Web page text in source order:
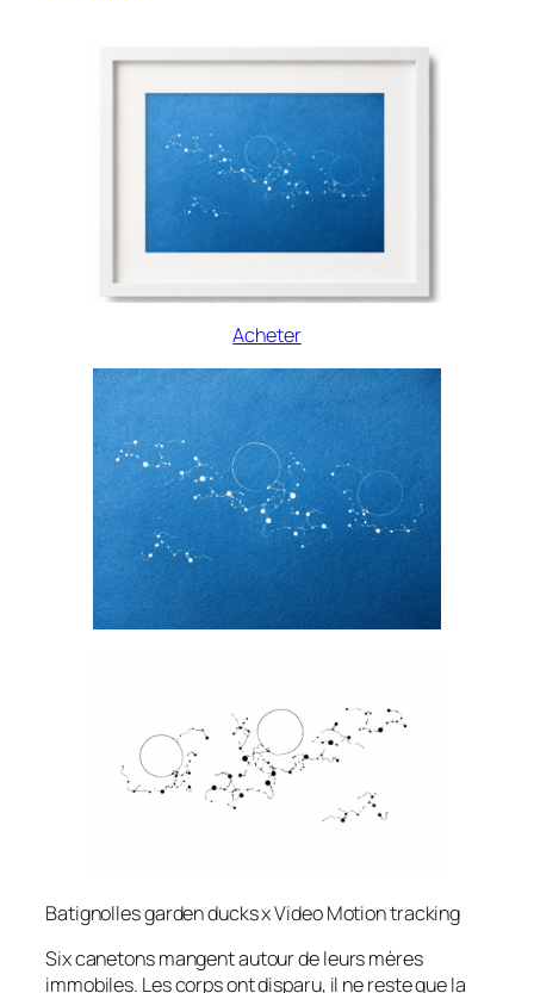
Acheter
Batignolles garden ducks x Video Motion tracking
Six canetons mangent autour de leurs mères
immobiles. Les corps ont disparu, il ne reste que la